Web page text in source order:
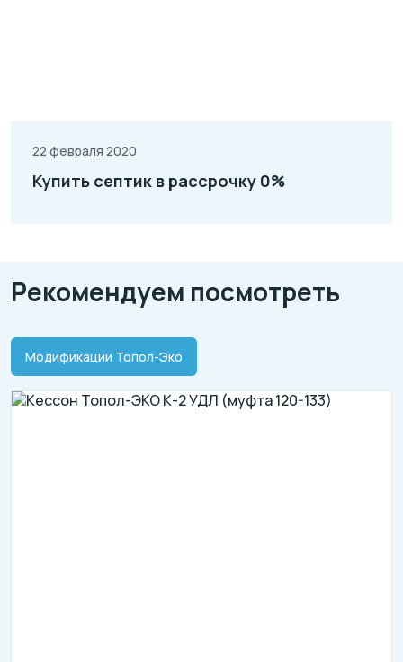
22 февраля 2020
Купить септик в рассрочку 0%
Рекомендуем посмотреть
Модификации Топол-Эко